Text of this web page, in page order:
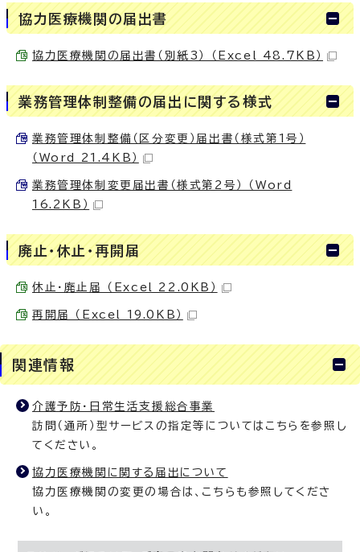
協力医療機関の届出書
協力医療機関の届出書（別紙3） （Excel 48.7KB）
業務管理体制整備の届出に関する様式
業務管理体制整備（区分変更）届出書（様式第1号）
（Word 21.4KB）
業務管理体制変更届出書（様式第2号） （Word
16.2KB）
廃止・休止・再開届
休止・廃止届 （Excel 22.0KB）
再開届 （Excel 19.0KB）
関連情報
介護予防・日常生活支援総合事業
訪問（通所）型サービスの指定等についてはこちらを参照し
てください。
協力医療機関に関する届出について
協力医療機関の変更の場合は、こちらも参照してくださ
い。